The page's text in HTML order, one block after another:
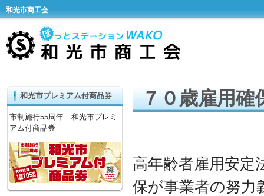
和光市商工会
７０歳雇用確
高年齢者雇用安定
保が事業者の努力
和光市プレミアム付商品券
市制施行55周年 和光市プレミ
アム付商品券